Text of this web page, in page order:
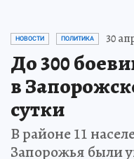
НОВОСТИ ПОЛИТИКА 30
До 300
в
сутки
В районе 11
Запорожья были